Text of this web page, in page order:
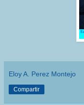
Eloy A. Perez Montejo
Compartir